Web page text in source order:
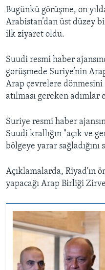
Bugünkü görüşme, on
Arabistan’dan üst düzey
ilk ziyaret oldu.
Suudi resmi haber
gorüşmede Suriye’nin
Arap çevrelere dönmesini
atılması gereken adımlar
Suriye resmi haber
Suudi krallığın "açık ve
bölgeye yarar sağladığını
Açıklamalarda, Riyad'ın
yapacağı Arap Birliği